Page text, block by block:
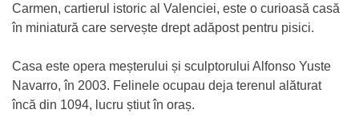
Carmen, cartierul istoric al Valenciei, este o curioasă casă
în miniatură care servește drept adăpost pentru pisici.
Casa este opera meșterului și sculptorului Alfonso Yuste
Navarro, în 2003. Felinele ocupau deja terenul alăturat
încă din 1094, lucru știut în oraș.